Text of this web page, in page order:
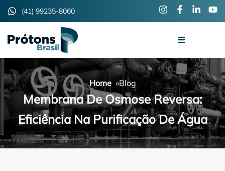
(41) 99235-8060
Membrana De Osmose Reversa:
Eficiência Na Purificação De Água
Home»Blog